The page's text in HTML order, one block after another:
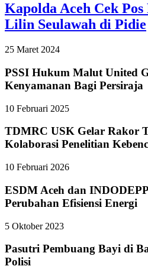
Kapolda Aceh Cek Pos
Lilin Seulawah di Pidie
25 Maret 2024
PSSI Hukum Malut United
Kenyamanan Bagi Persiraja
10 Februari 2025
TDMRC USK Gelar Rakor
Kolaborasi Penelitian
10 Februari 2026
ESDM Aceh dan
Perubahan Efisiensi Energi
5 Oktober 2023
Pasutri Pembuang Bayi di
Polisi